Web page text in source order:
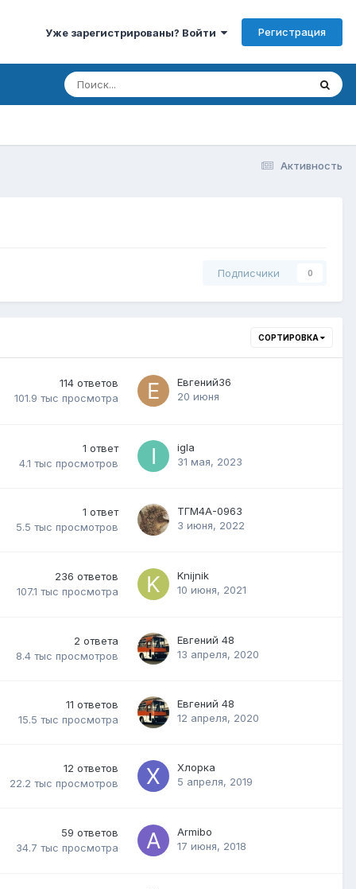
Уже зарегистрированы? Войти Регистрация
Активность
Подписчики 0
СОРТИРОВКА
114 ответов
101.9 тыс просмотра
Евгений36
20 июня
1 ответ
4.1 тыс просмотров
igla
31 мая, 2023
1 ответ
5.5 тыс просмотров
ТГМ4А-0963
3 июня, 2022
236 ответов
107.1 тыс просмотра
Knijnik
10 июня, 2021
2 ответа
8.4 тыс просмотров
Евгений 48
13 апреля, 2020
11 ответов
15.5 тыс просмотра
Евгений 48
12 апреля, 2020
12 ответов
22.2 тыс просмотров
Хлорка
5 апреля, 2019
59 ответов
34.7 тыс просмотра
Armibo
17 июня, 2018